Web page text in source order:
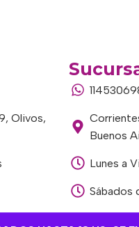
Olivos,
Buenos
Lunes a
Sábados